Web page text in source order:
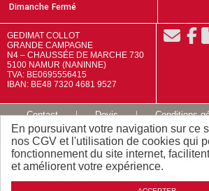
En poursuivant votre navigation sur ce
nos CGV et l'utilisation de cookies qui
fonctionnement du site internet,
et améliorent votre expérience.
35,20€TTC / P
Quantité
Dimanche Fermé
GEDIMAT COLLOT
GRANDE CAMPAGNE
N4 – CHAUSSÉE DE MARCHE 730
5100 NAMUR (NANINNE)
TVA: BE0695556415
IBAN: BE48 7320 4681 9527
Contact Devis
Conditions
Mentions légales
Plan